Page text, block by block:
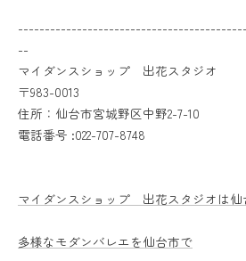
--
マイダンスショップ 出花スタジオ
〒983-0013
住所：仙台市宮城野区中野2-7-10
電話番号 :022-707-8748
マイダンスショップ 出花スタジオは仙
多様なモダンバレエを仙台市で